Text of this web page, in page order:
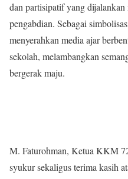
dan partisipatif yang dijalankan
pengabdian. Sebagai
menyerahkan media ajar
sekolah, melambangkan
bergerak maju.
M. Faturohman, Ketua KKM
syukur sekaligus terima kasih